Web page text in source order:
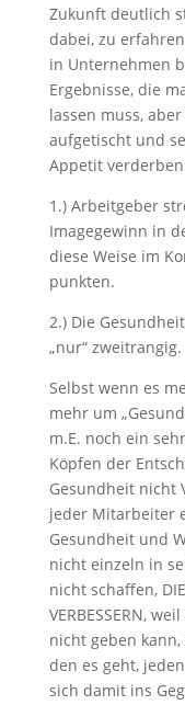
Zukunft deutlich
dabei, zu
in Unternehmen
Ergebnisse, die
lassen muss,
aufgetischt und
Appetit
1.) Arbeitgeber
Imagegewinn in
diese Weise im
punkten.
2.) Die
„nur“ zweitrangig.
Selbst wenn es
mehr um
m.E. noch ein
Köpfen der
Gesundheit nicht
jeder Mitarbeiter
Gesundheit und
nicht einzeln in
nicht schaffen,
VERBESSERN,
nicht geben
den es geht,
sich damit ins